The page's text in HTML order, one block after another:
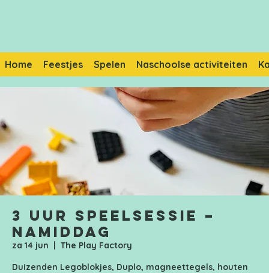
Home Feestjes Spelen Naschoolse activiteiten
3 uur speelsessie –
Namiddag
za 14 jun
  |
The Play Factory
Duizenden Legoblokjes, Duplo, magneettegels, houten